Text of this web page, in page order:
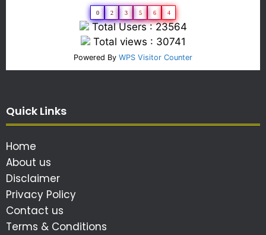
0 2 3 5 6 4
Total Users : 23564
Total views : 30741
Powered By WPS Visitor Counter
Quick Links
Home
About us
Disclaimer
Privacy Policy
Contact us
Terms & Conditions